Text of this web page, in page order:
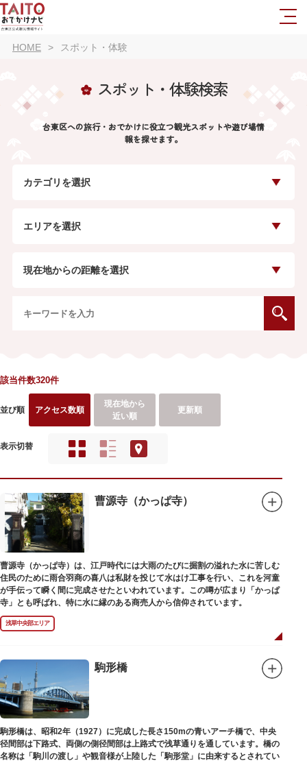
HOME スポット・体験
スポット・体験検索
台東区への旅行・おでかけに役立つ観光スポットや遊び場情
報を探せます。
カテゴリを選択
エリアを選択
現在地からの距離を選択
該当件数320件
並び順 アクセス数順
現在地から
近い順
更新順
表示切替
曹源寺（かっぱ寺）
曹源寺（かっぱ寺）は、江戸時代には大雨のたびに掘割の溢れた水に苦しむ
住民のために雨合羽商の喜八は私財を投じて水はけ工事を行い、これを河童
が手伝って瞬く間に完成させたといわれています。この噂が広まり「かっぱ
寺」とも呼ばれ、特に水に縁のある商売人から信仰されています。
浅草中央部エリア
駒形橋
駒形橋は、昭和2年（1927）に完成した長さ150mの青いアーチ橋で、中央
径間部は下路式、両側の側径間部は上路式で浅草通りを通しています。橋の
名称は「駒川の渡し」や観音様が上陸した「駒形堂」に由来するとされてい